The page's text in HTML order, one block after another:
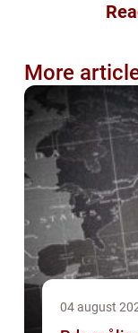
More
04 august